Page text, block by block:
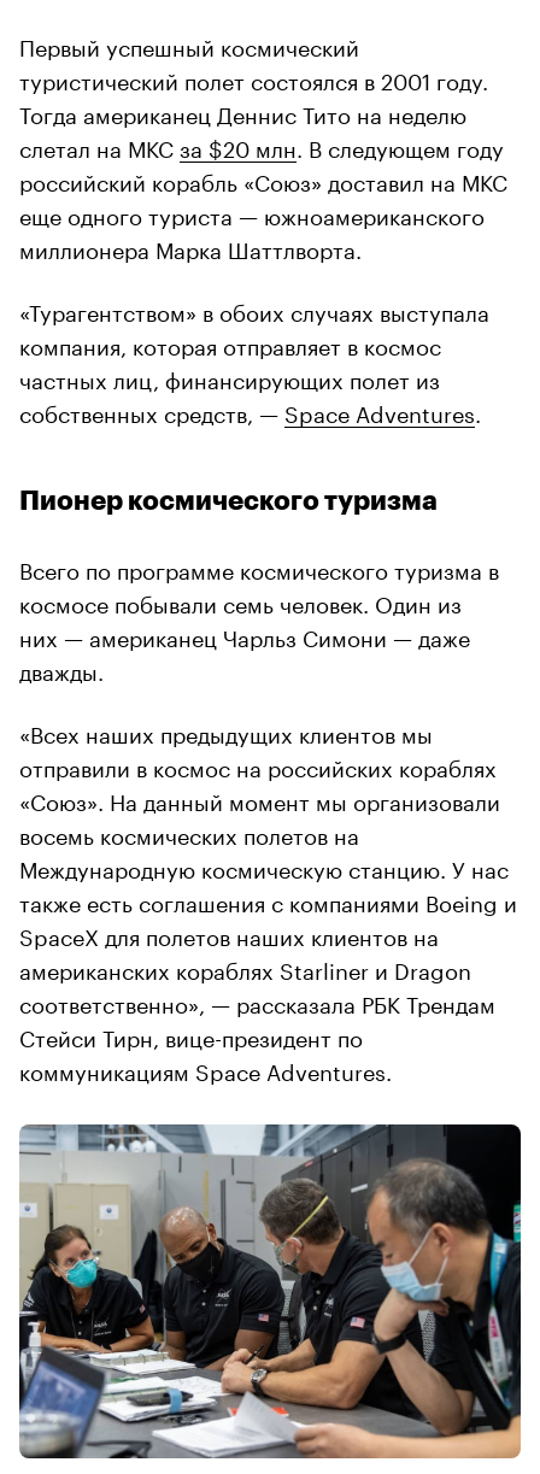
Первый успешный космический
туристический полет состоялся в 2001 году.
Тогда американец Деннис Тито на неделю
слетал на МКСза $20 млн . В следующем году
российский корабль «Союз» доставил на МКС
еще одного туриста — южноамериканского
миллионера Марка Шаттлворта.
«Турагентством» в обоих случаях выступала
компания, которая отправляет в космос
частных лиц, финансирующих полет из
собственных средств, — Space Adventures
Пионер космического туризма
Всего по программе космического туризма в
космосе побывали семь человек. Один из
них — американец Чарльз Симони — даже
дважды.
«Всех наших предыдущих клиентов мы
отправили в космос на российских кораблях
«Союз». На данный момент мы организовали
восемь космических полетов на
Международную космическую станцию. У нас
также есть соглашения с компаниями Boeing и
SpaceX для полетов наших клиентов на
американских кораблях Starliner и Dragon
соответственно», — рассказала РБК Трендам
Стейси Тирн, вице-президент по
коммуникациям Space Adventures.